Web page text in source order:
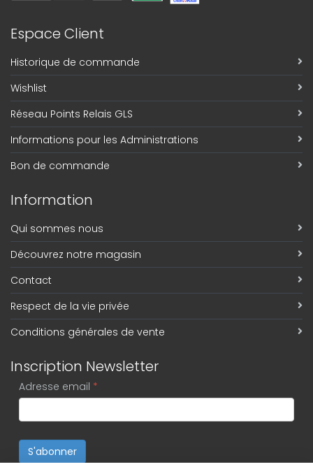
Espace Client
Historique de commande
Wishlist
Réseau Points Relais GLS
Informations pour les Administrations
Bon de commande
Information
Qui sommes nous
Découvrez notre magasin
Contact
Respect de la vie privée
Conditions générales de vente
Inscription Newsletter
Adresse email *
S'abonner